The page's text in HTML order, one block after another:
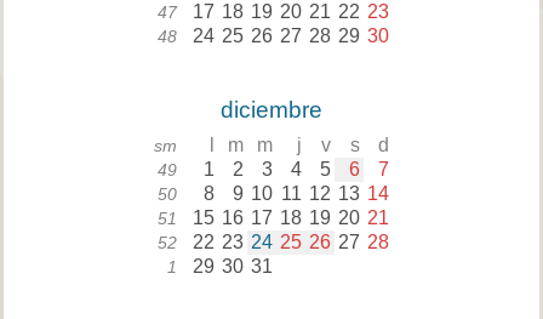
47 17 18 19 20 21 22 23
48 24 25 26 27 28 29 30
diciembre
sm m m j v s d
49 1 2 3 4 5 6 7
50 8 9 10 11 12 13 14
51 15 16 17 18 19 20 21
52 22 23 24 25 26 27 28
1 29 30 31